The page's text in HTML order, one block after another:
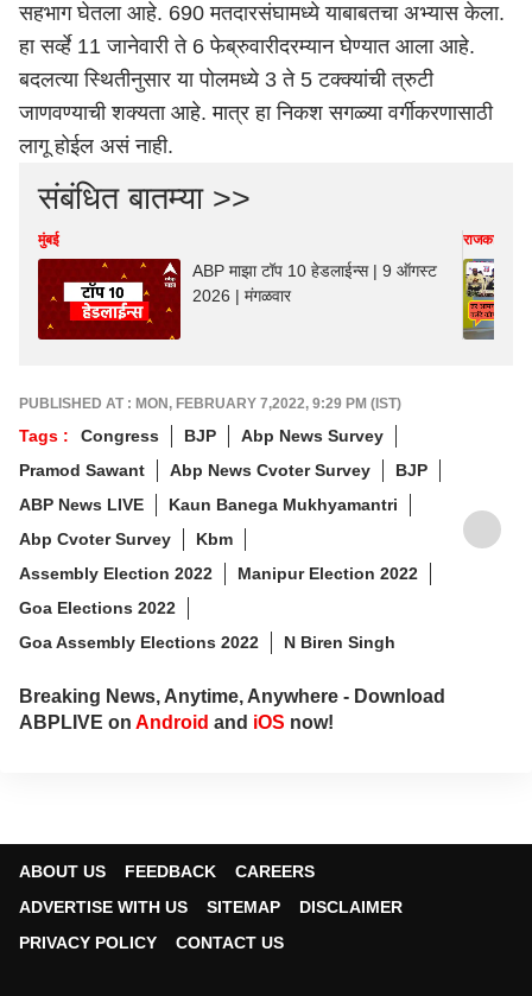
सहभाग घेतला आहे. 690 मतदारसंघामध्ये याबाबतचा अभ्यास केला.
हा सर्व्हे 11 जानेवारी ते 6 फेब्रुवारीदरम्यान घेण्यात आला आहे.
बदलत्या स्थितीनुसार या पोलमध्ये 3 ते 5 टक्क्यांची त्रुटी
जाणवण्याची शक्यता आहे. मात्र हा निकश सगळ्या वर्गीकरणासाठी
लागू होईल असं नाही.
संबंधित बातम्या >>
मुंबई
ABP माझा टॉप 10 हेडलाईन्स | 9 ऑगस्ट
2026 | मंगळवार
राजकारण
PUBLISHED AT : MON, FEBRUARY 7,2022, 9:29 PM (IST)
Tags : Congress BJP
Abp News Survey
Pramod Sawant
Abp News Cvoter Survey
BJP
ABP News LIVE
Kaun Banega Mukhyamantri
Abp Cvoter Survey
Kbm
Assembly Election 2022
Manipur Election 2022
Goa Elections 2022
Goa Assembly Elections 2022
N Biren Singh
Breaking News, Anytime, Anywhere - Download
ABPLIVE on Android and iOS now!
ABOUT US FEEDBACK
CAREERS
ADVERTISE WITH US
SITEMAP
DISCLAIMER
PRIVACY POLICY
CONTACT US